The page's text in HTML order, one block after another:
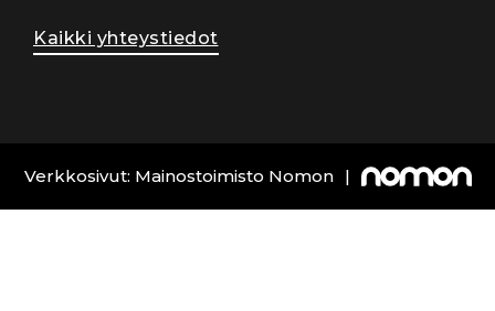
Kaikki yhteystiedot
Verkkosivut: Mainostoimisto Nomon |